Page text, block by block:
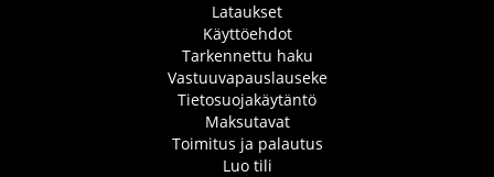
Lataukset
Käyttöehdot
Tarkennettu haku
Vastuuvapauslauseke
Tietosuojakäytäntö
Maksutavat
Toimitus ja palautus
Luo tili